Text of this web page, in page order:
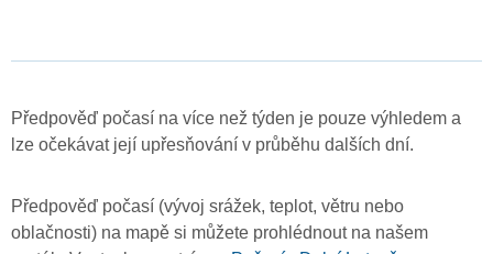
Předpověď počasí na více než týden je pouze výhledem a
lze očekávat její upřesňování v průběhu dalších dní.
Předpověď počasí (vývoj srážek, teplot, větru nebo
oblačnosti) na mapě si můžete prohlédnout na našem